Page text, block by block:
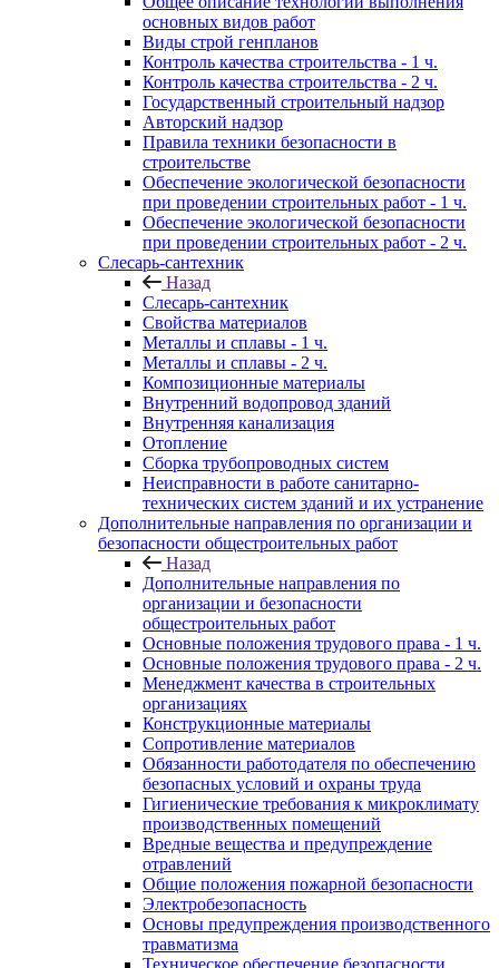
основных видов работ
Виды строй генпланов
Контроль качества строительства - 1 ч.
Контроль качества строительства - 2 ч.
Государственный строительный надзор
Авторский надзор
Правила техники безопасности в
строительстве
Обеспечение экологической безопасности
при проведении строительных работ - 1 ч.
Обеспечение экологической безопасности
при проведении строительных работ - 2 ч.
Слесарь-сантехник
Назад
Слесарь-сантехник
Свойства материалов
Металлы и сплавы - 1 ч.
Металлы и сплавы - 2 ч.
Композиционные материалы
Внутренний водопровод зданий
Внутренняя канализация
Отопление
Сборка трубопроводных систем
Неисправности в работе санитарно-
технических систем зданий и их устранение
Дополнительные направления по организации и
безопасности общестроительных работ
Назад
Дополнительные направления по
организации и безопасности
общестроительных работ
Основные положения трудового права - 1 ч.
Основные положения трудового права - 2 ч.
Менеджмент качества в строительных
организациях
Конструкционные материалы
Сопротивление материалов
Обязанности работодателя по обеспечению
безопасных условий и охраны труда
Гигиенические требования к микроклимату
производственных помещений
Вредные вещества и предупреждение
отравлений
Общие положения пожарной безопасности
Электробезопасность
Основы предупреждения производственного
травматизма
Техническое обеспечение безопасности